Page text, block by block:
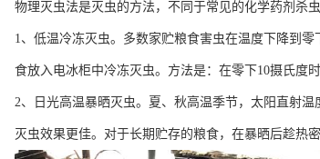
物理灭虫法是灭虫的方法，不同于常见的化学药剂杀
1、低温冷冻灭虫。多数家贮粮食害虫在温度下降到
食放入电冰柜中冷冻灭虫。方法是：在零下10摄氏度
2、日光高温暴晒灭虫。夏、秋高温季节，太阳直射
灭虫效果更佳。对于长期贮存的粮食，在暴晒后趁热